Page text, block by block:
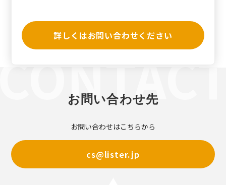
詳しくはお問い合わせください
お問い合わせ先
お問い合わせはこちらから
cs@lister.jp